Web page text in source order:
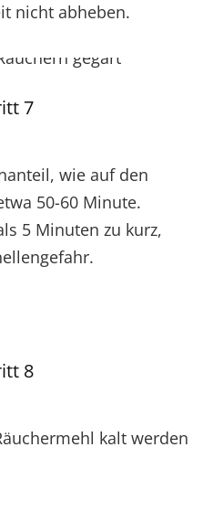
nicht abheben.
7
wie auf den
50-60 Minute.
5 Minuten zu kurz,
8
kalt werden